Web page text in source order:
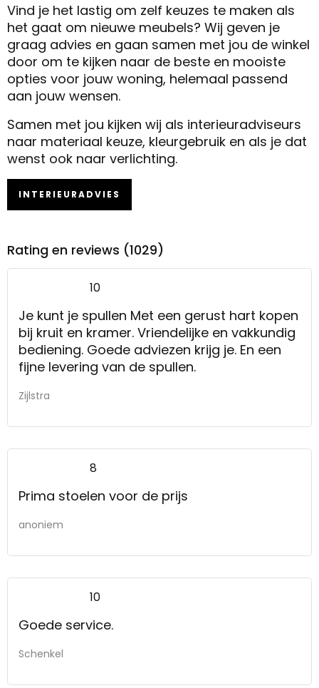
Vind je het lastig om zelf keuzes te maken als
het gaat om nieuwe meubels? Wij geven je
graag advies en gaan samen met jou de winkel
door om te kijken naar de beste en mooiste
opties voor jouw woning, helemaal passend
aan jouw wensen.
Samen met jou kijken wij als interieuradviseurs
naar materiaal keuze, kleurgebruik en als je dat
wenst ook naar verlichting.
INTERIEURADVIES
Rating en reviews (1029)
10
Je kunt je spullen Met een gerust hart kopen
bij kruit en kramer. Vriendelijke en vakkundig
bediening. Goede adviezen krijg je. En een
fijne levering van de spullen.
Zijlstra
8
Prima stoelen voor de prijs
anoniem
10
Goede service.
Schenkel